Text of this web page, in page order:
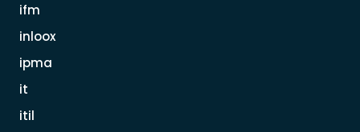
ifm
inloox
ipma
it
itil